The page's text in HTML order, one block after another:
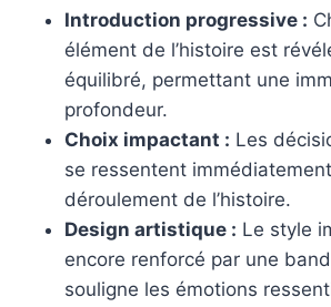
Introduction progressive :
élément de l’histoire est
équilibré, permettant une
profondeur.
Choix impactant : Les
se ressentent
déroulement de l’histoire.
Design artistique : Le style
encore renforcé par une
souligne les émotions